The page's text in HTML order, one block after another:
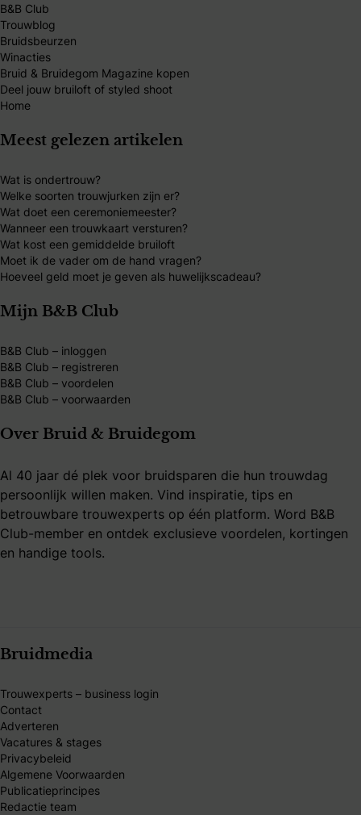
B&B Club
Trouwblog
Bruidsbeurzen
Winacties
Bruid & Bruidegom Magazine kopen
Deel jouw bruiloft of styled shoot
Home
Meest gelezen artikelen
Wat is ondertrouw?
Welke soorten trouwjurken zijn er?
Wat doet een ceremoniemeester?
Wanneer een trouwkaart versturen?
Wat kost een gemiddelde bruiloft
Moet ik de vader om de hand vragen?
Hoeveel geld moet je geven als huwelijkscadeau?
Mijn B&B Club
B&B Club – inloggen
B&B Club – registreren
B&B Club – voordelen
B&B Club – voorwaarden
Over Bruid & Bruidegom
Al 40 jaar dé plek voor bruidsparen die hun trouwdag
persoonlijk willen maken. Vind inspiratie, tips en
betrouwbare trouwexperts op één platform. Word B&B
Club-member en ontdek exclusieve voordelen, kortingen
en handige tools.
Bruidmedia
Trouwexperts – business login
Contact
Adverteren
Vacatures & stages
Privacybeleid
Algemene Voorwaarden
Publicatieprincipes
Redactie team